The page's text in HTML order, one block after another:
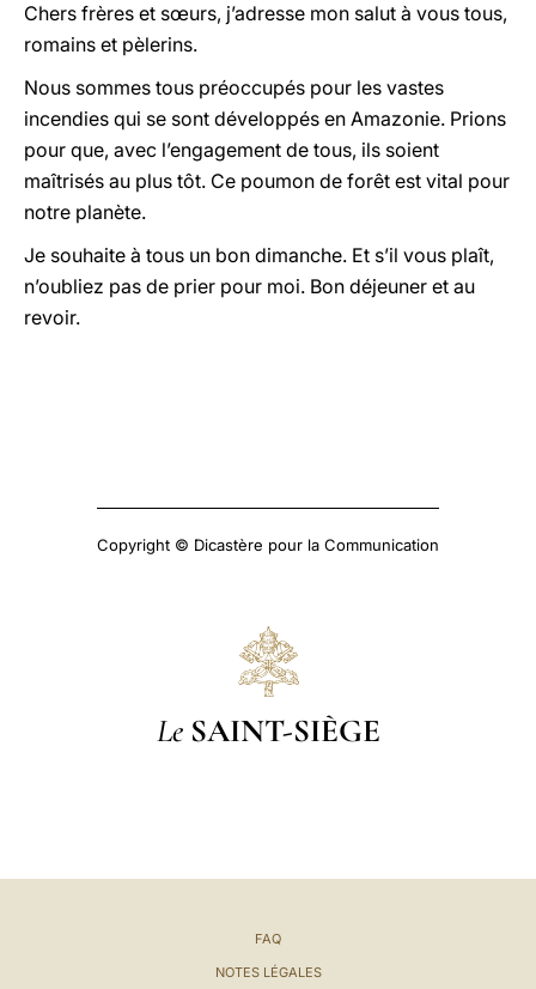
Chers frères et sœurs, j’adresse mon salut à vous tous,
romains et pèlerins.
Nous sommes tous préoccupés pour les vastes
incendies qui se sont développés en Amazonie. Prions
pour que, avec l’engagement de tous, ils soient
maîtrisés au plus tôt. Ce poumon de forêt est vital pour
notre planète.
Je souhaite à tous un bon dimanche. Et s’il vous plaît,
n’oubliez pas de prier pour moi. Bon déjeuner et au
revoir.
Copyright © Dicastère pour la Communication
Le SAINT-SIÈGE
FAQ
NOTES LÉGALES